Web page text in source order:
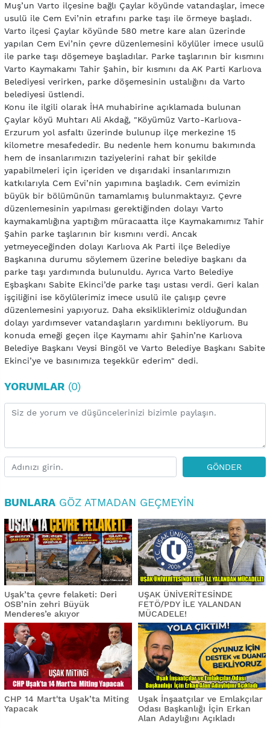
Muş’un Varto ilçesine bağlı Çaylar köyünde vatandaşlar, imece
usulü ile Cem Evi’nin etrafını parke taşı ile örmeye başladı.
Varto ilçesi Çaylar köyünde 580 metre kare alan üzerinde
yapılan Cem Evi’nin çevre düzenlemesini köylüler imece usulü
ile parke taşı döşemeye başladılar. Parke taşlarının bir kısmını
Varto Kaymakamı Tahir Şahin, bir kısmını da AK Parti Karlıova
Belediyesi verirken, parke döşemesinin ustalığını da Varto
belediyesi üstlendi.
Konu ile ilgili olarak İHA muhabirine açıklamada bulunan
Çaylar köyü Muhtarı Ali Akdağ, "Köyümüz Varto-Karlıova-
Erzurum yol asfaltı üzerinde bulunup ilçe merkezine 15
kilometre mesafededir. Bu nedenle hem konumu bakımında
hem de insanlarımızın taziyelerini rahat bir şekilde
yapabilmeleri için içeriden ve dışarıdaki insanlarımızın
katkılarıyla Cem Evi’nin yapımına başladık. Cem evimizin
büyük bir bölümünün tamamlamış bulunmaktayız. Çevre
düzenlemesinin yapılması gerektiğinden dolayı Varto
kaymakamlığına yaptığım müracaatta ilçe Kaymakamımız Tahir
Şahin parke taşlarının bir kısmını verdi. Ancak
yetmeyeceğinden dolayı Karlıova Ak Parti ilçe Belediye
Başkanına durumu söylemem üzerine belediye başkanı da
parke taşı yardımında bulunuldu. Ayrıca Varto Belediye
Eşbaşkanı Sabite Ekinci’de parke taşı ustası verdi. Geri kalan
işçiliğini ise köylülerimiz imece usulü ile çalışıp çevre
düzenlemesini yapıyoruz. Daha eksikliklerimiz olduğundan
dolayı yardımsever vatandaşların yardımını bekliyorum. Bu
konuda emeği geçen ilçe Kaymamı ahir Şahin’ne Karlıova
Belediye Başkanı Veysi Bingöl ve Varto Belediye Başkanı Sabite
Ekinci’ye ve basınımıza teşekkür ederim" dedi.
YORUMLAR (0)
GÖNDER
BUNLARA GÖZ ATMADAN GEÇMEYIN
Uşak’ta çevre felaketi: Deri
OSB’nin zehri Büyük
Menderes’e akıyor
UŞAK ÜNİVERİTESİNDE
FETÖ/PDY İLE YALANDAN
MÜCADELE!
CHP 14 Mart'ta Uşak’ta Miting
Yapacak
Uşak İnşaatçılar ve Emlakçılar
Odası Başkanlığı İçin Erkan
Alan Adaylığını Açıkladı